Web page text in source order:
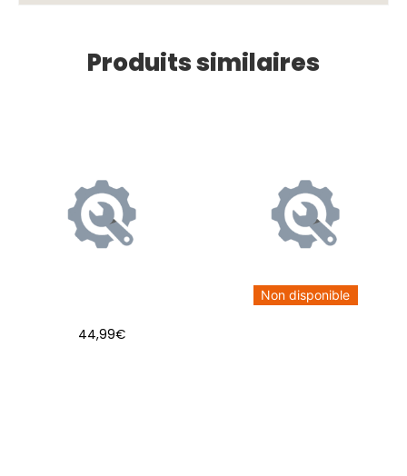
Produits similaires
44,99€
Non disponible